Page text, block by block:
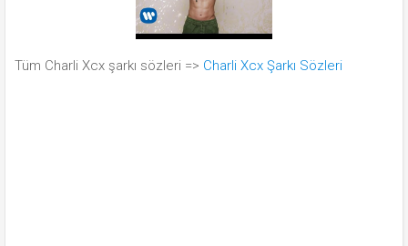
Tüm Charli Xcx şarkı sözleri => Charli Xcx Şarkı Sözleri